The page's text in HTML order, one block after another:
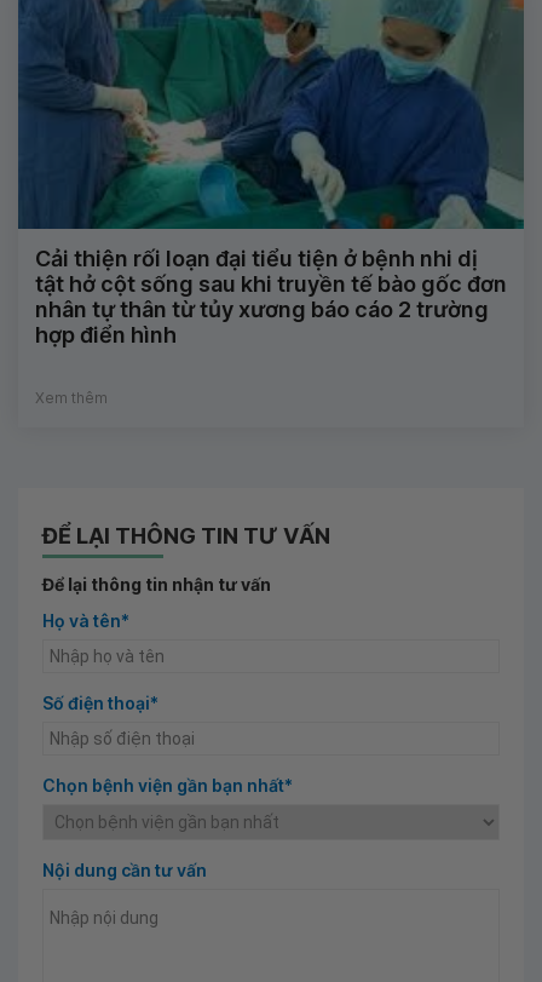
Cải thiện rối loạn đại tiểu tiện ở bệnh nhi dị
tật hở cột sống sau khi truyền tế bào gốc đơn
nhân tự thân từ tủy xương báo cáo 2 trường
hợp điển hình
Xem thêm
ĐỂ LẠI THÔNG TIN TƯ VẤN
Để lại thông tin nhận tư vấn
Họ và tên*
Số điện thoại*
Chọn bệnh viện gần bạn nhất*
Nội dung cần tư vấn